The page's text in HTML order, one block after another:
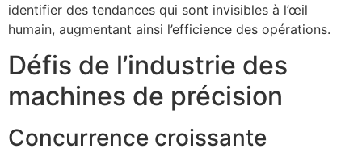
identifier des tendances qui sont invisibles à l’œil
humain, augmentant ainsi l’efficience des opérations.
Défis de l’industrie des
machines de précision
Concurrence croissante